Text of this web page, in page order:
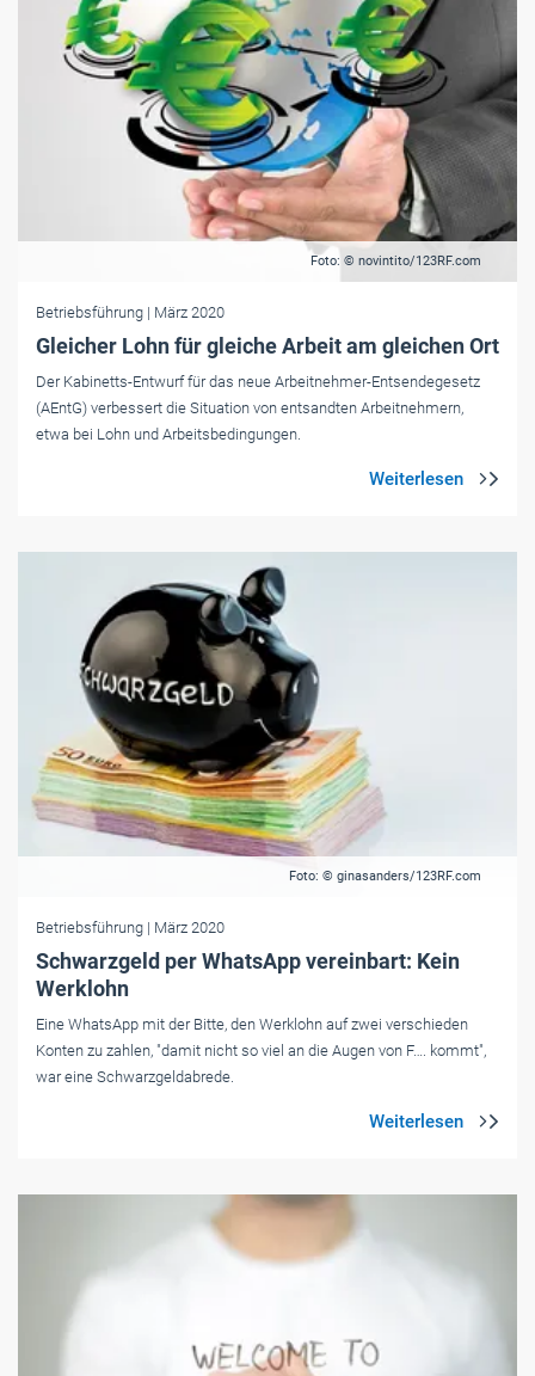
Foto: © novintito/123RF.com
Betriebsführung | März 2020
Gleicher Lohn für gleiche Arbeit am gleichen Ort
Der Kabinetts-Entwurf für das neue Arbeitnehmer-Entsendegesetz
(AEntG) verbessert die Situation von entsandten Arbeitnehmern,
etwa bei Lohn und Arbeitsbedingungen.
Foto: © ginasanders/123RF.com
Betriebsführung | März 2020
Schwarzgeld per WhatsApp vereinbart: Kein
Werklohn
Eine WhatsApp mit der Bitte, den Werklohn auf zwei verschieden
Konten zu zahlen, "damit nicht so viel an die Augen von F…. kommt",
war eine Schwarzgeldabrede.